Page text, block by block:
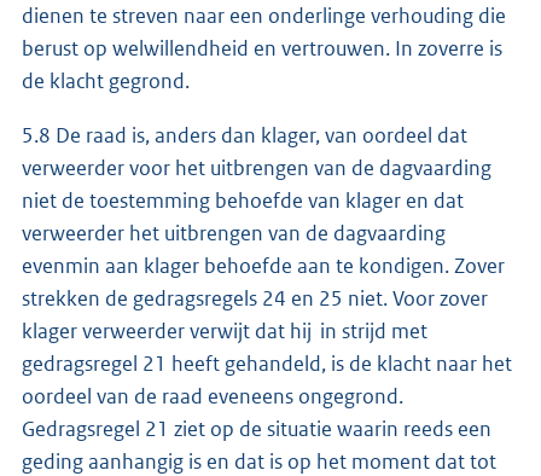
dienen te streven naar een onderlinge verhouding die
berust op welwillendheid en vertrouwen. In zoverre is
de klacht gegrond.
5.8 De raad is, anders dan klager, van oordeel dat
verweerder voor het uitbrengen van de dagvaarding
niet de toestemming behoefde van klager en dat
verweerder het uitbrengen van de dagvaarding
evenmin aan klager behoefde aan te kondigen. Zover
strekken de gedragsregels 24 en 25 niet. Voor zover
klager verweerder verwijt dat hij in strijd met
gedragsregel 21 heeft gehandeld, is de klacht naar het
oordeel van de raad eveneens ongegrond.
Gedragsregel 21 ziet op de situatie waarin reeds een
geding aanhangig is en dat is op het moment dat tot